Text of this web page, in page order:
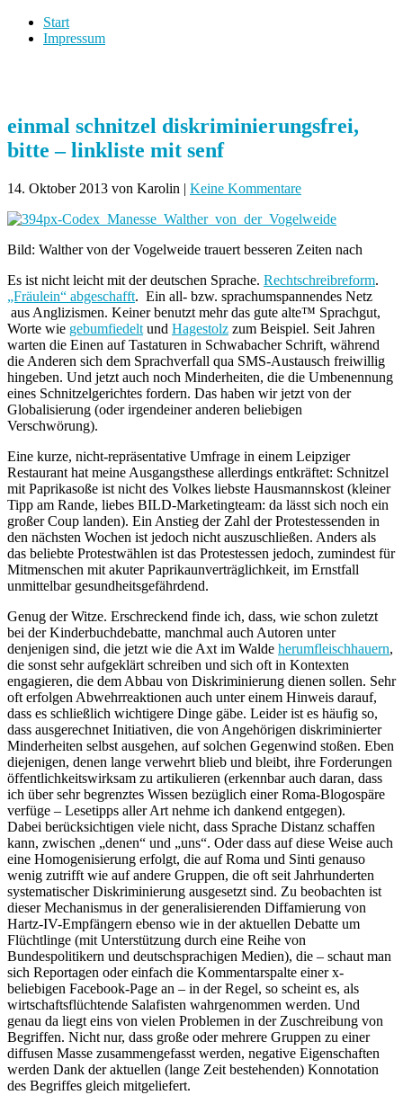
Start
Impressum
einmal schnitzel diskriminierungsfrei,
bitte – linkliste mit senf
14. Oktober 2013 von Karolin | Keine Kommentare
Bild: Walther von der Vogelweide trauert besseren Zeiten nach
Es ist nicht leicht mit der deutschen Sprache. Rechtschreibreform.
„Fräulein“ abgeschafft. Ein all- bzw. sprachumspannendes Netz
aus Anglizismen. Keiner benutzt mehr das gute alte™ Sprachgut,
Worte wie gebumfiedelt und Hagestolz zum Beispiel. Seit Jahren
warten die Einen auf Tastaturen in Schwabacher Schrift, während
die Anderen sich dem Sprachverfall qua SMS-Austausch freiwillig
hingeben. Und jetzt auch noch Minderheiten, die die Umbenennung
eines Schnitzelgerichtes fordern. Das haben wir jetzt von der
Globalisierung (oder irgendeiner anderen beliebigen
Verschwörung).
Eine kurze, nicht-repräsentative Umfrage in einem Leipziger
Restaurant hat meine Ausgangsthese allerdings entkräftet: Schnitzel
mit Paprikasoße ist nicht des Volkes liebste Hausmannskost (kleiner
Tipp am Rande, liebes BILD-Marketingteam: da lässt sich noch ein
großer Coup landen). Ein Anstieg der Zahl der Protestessenden in
den nächsten Wochen ist jedoch nicht auszuschließen. Anders als
das beliebte Protestwählen ist das Protestessen jedoch, zumindest für
Mitmenschen mit akuter Paprikaunverträglichkeit, im Ernstfall
unmittelbar gesundheitsgefährdend.
Genug der Witze. Erschreckend finde ich, dass, wie schon zuletzt
bei der Kinderbuchdebatte, manchmal auch Autoren unter
denjenigen sind, die jetzt wie die Axt im Walde herumfleischhauern,
die sonst sehr aufgeklärt schreiben und sich oft in Kontexten
engagieren, die dem Abbau von Diskriminierung dienen sollen. Sehr
oft erfolgen Abwehrreaktionen auch unter einem Hinweis darauf,
dass es schließlich wichtigere Dinge gäbe. Leider ist es häufig so,
dass ausgerechnet Initiativen, die von Angehörigen diskriminierter
Minderheiten selbst ausgehen, auf solchen Gegenwind stoßen. Eben
diejenigen, denen lange verwehrt blieb und bleibt, ihre Forderungen
öffentlichkeitswirksam zu artikulieren (erkennbar auch daran, dass
ich über sehr begrenztes Wissen bezüglich einer Roma-Blogospäre
verfüge – Lesetipps aller Art nehme ich dankend entgegen).
Dabei berücksichtigen viele nicht, dass Sprache Distanz schaffen
kann, zwischen „denen“ und „uns“. Oder dass auf diese Weise auch
eine Homogenisierung erfolgt, die auf Roma und Sinti genauso
wenig zutrifft wie auf andere Gruppen, die oft seit Jahrhunderten
systematischer Diskriminierung ausgesetzt sind. Zu beobachten ist
dieser Mechanismus in der generalisierenden Diffamierung von
Hartz-IV-Empfängern ebenso wie in der aktuellen Debatte um
Flüchtlinge (mit Unterstützung durch eine Reihe von
Bundespolitikern und deutschsprachigen Medien), die – schaut man
sich Reportagen oder einfach die Kommentarspalte einer x-
beliebigen Facebook-Page an – in der Regel, so scheint es, als
wirtschaftsflüchtende Salafisten wahrgenommen werden. Und
genau da liegt eins von vielen Problemen in der Zuschreibung von
Begriffen. Nicht nur, dass große oder mehrere Gruppen zu einer
diffusen Masse zusammengefasst werden, negative Eigenschaften
werden Dank der aktuellen (lange Zeit bestehenden) Konnotation
des Begriffes gleich mitgeliefert.